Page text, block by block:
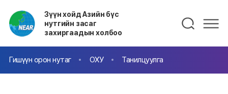
Зүүн хойд Азийн бүс
нутгийн засаг
захиргаадын холбоо
Гишүүн орон нутаг ОХУ Танилцуулга